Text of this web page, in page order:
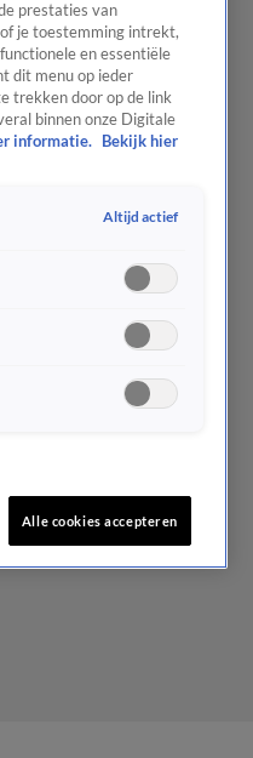
prestaties van
je toestemming intrekt,
en essentiële
dit menu op ieder
trekken door op de link
binnen onze Digitale
informatie.
Bekijk hier
Altijd actief
Alle cookies accepteren